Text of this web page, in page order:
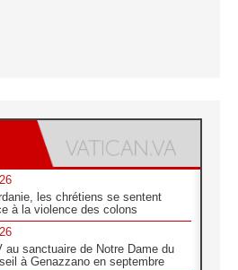
les chrétiens se sentent
à la violence des colons
au sanctuaire de Notre Dame du
à Genazzano en septembre